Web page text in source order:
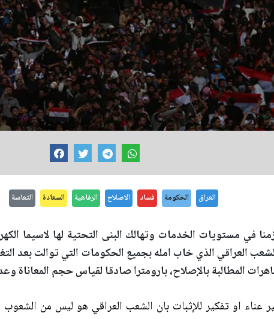
العراق الحكومة فساد الاصلاح الرفاهية السعادة التعاسة
في مستويات الخدمات وتهالك البنى التحتية لها لاسيما
العراقي الذي خاب امله بجميع الحكومات التي توالت بعد
المطالبة بالإصلاح، بارومترا صادقا لقياس حجم المعاناة
عناء او تفكير للإثبات بان الشعب العراقي هو ليس من